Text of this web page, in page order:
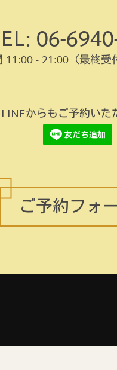
06-
11:00 - 21:00 （最終
LINEからもご予約いた
ご予約フォ